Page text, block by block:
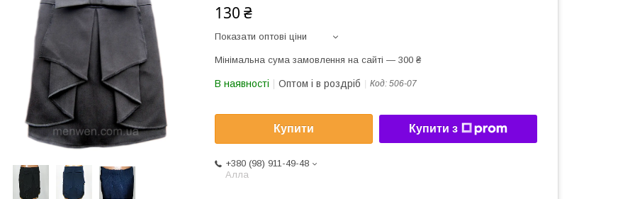
130 ₴
Показати оптові ціни
Мінімальна сума замовлення на сайті — 300 ₴
В наявності Оптом і в роздріб Код: 506-07
Купити Купити з
+380 (98) 911-49-48
Алла